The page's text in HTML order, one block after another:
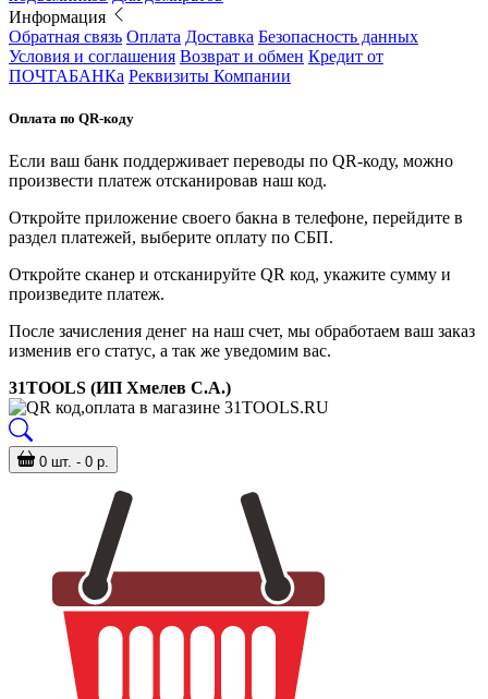
Информация
Обратная связь Оплата Доставка Безопасность данных
Условия и соглашения Возврат и обмен Кредит от
ПОЧТАБАНКа Реквизиты Компании
Оплата по QR-коду
Если ваш банк поддерживает переводы по QR-коду, можно
произвести платеж отсканировав наш код.
Откройте приложение своего бакна в телефоне, перейдите в
раздел платежей, выберите оплату по СБП.
Откройте сканер и отсканируйте QR код, укажите сумму и
произведите платеж.
После зачисления денег на наш счет, мы обработаем ваш заказ
изменив его статус, а так же уведомим вас.
31TOOLS (ИП Хмелев С.А.)
0 шт. - 0 р.